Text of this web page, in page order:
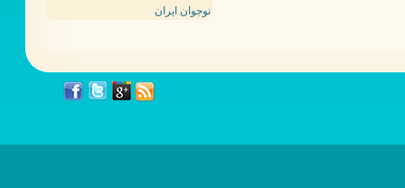
نوجوان ایران